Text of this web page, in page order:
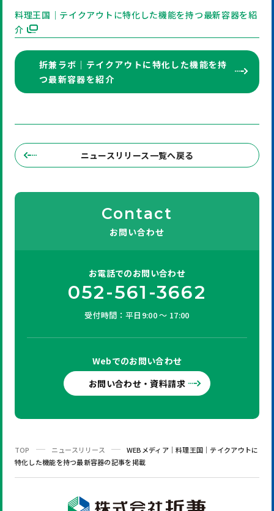
料理王国｜テイクアウトに特化した機能を持つ最新容器を紹
介
折兼ラボ｜テイクアウトに特化した機能を持
つ最新容器を紹介
ニュースリリース一覧へ戻る
Contact
お問い合わせ
お電話でのお問い合わせ
052-561-3662
受付時間：平日9:00 ～ 17:00
Webでのお問い合わせ
お問い合わせ・資料請求
TOP ニュースリリース
WEBメディア｜料理王国｜テイクアウトに
特化した機能を持つ最新容器の記事を掲載